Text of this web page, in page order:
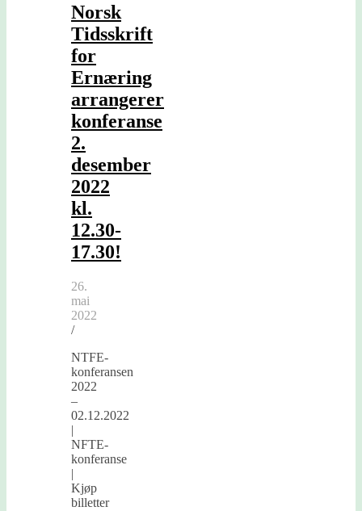
Norsk
Tidsskrift
for
Ernæring
arrangerer
konferanse
2.
desember
2022
kl.
12.30-
17.30!
26.
mai
2022
/
NTFE-
konferansen
2022
–
02.12.2022
|
NFTE-
konferanse
|
Kjøp
billetter